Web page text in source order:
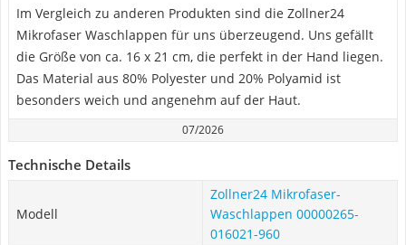
Im Vergleich zu anderen Produkten sind die Zollner24
Mikrofaser Waschlappen für uns überzeugend. Uns gefällt
die Größe von ca. 16 x 21 cm, die perfekt in der Hand liegen.
Das Material aus 80% Polyester und 20% Polyamid ist
besonders weich und angenehm auf der Haut.
07/2026
Technische Details
Modell
Zollner24 Mikrofaser-
Waschlappen ‎00000265-
016021-960